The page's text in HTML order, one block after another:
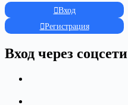
Вход
Регистрация
Вход через соцсети